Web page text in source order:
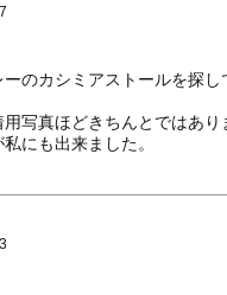
のカシミアストールを探
用写真ほどきちんとではあ
にも出来ました。